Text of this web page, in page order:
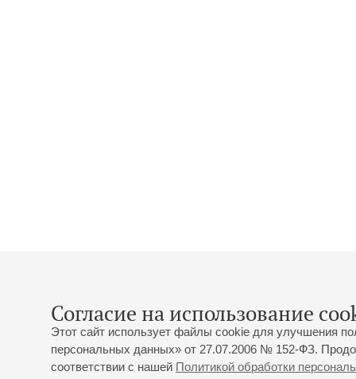
Согласие на использование
Этот сайт использует файлы cookie для улучшения
персональных данных» от 27.07.2006 № 152-ФЗ.
соответствии с нашей Политикой обработки